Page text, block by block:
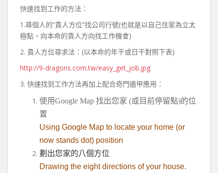
快速找到工作的方法：
1.尋個人的”貴人方位”找公司行號(也就是以自己住家為立太
極點，向本命的貴人方向找工作機會)
2. 貴人方位尋求法：(以本命的年干或日干對照下表)
http://9-dragons.com.tw/easy_get_job.jpg
3. 快速找到工作方法再加上配合奇門遁甲應用：
使用Google Map 找出您家 (或目前停留點)的位
置
Using Google Map to locate your home (or
now stands dot) position
劃出您家的八個方位
Drawing the eight directions of your house.